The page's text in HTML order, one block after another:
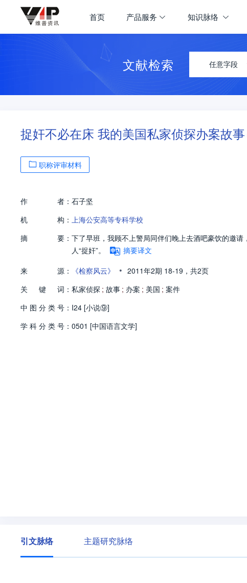
首页 产品服务 知识脉络
文献检索 任意字段
捉奸不必在床 我的美国私家侦探办案故事
职称评审材料
作 者： 石子坚
机
构： 上海公安高等专科学校
摘
要： 下了早班，我顾不上警局同伴们晚上去酒吧豪饮的邀
人“捉奸”。
摘要译文
来
源： 《检察风云》 • 2011年2期 18-19， 共2页
关
键 词： 私家侦探 ; 故事 ; 办案 ; 美国 ; 案件
中 图 分 类 号： I24 [小说⑨]
学 科 分 类 号： 0501 [中国语言文学]
引文脉络 主题研究脉络